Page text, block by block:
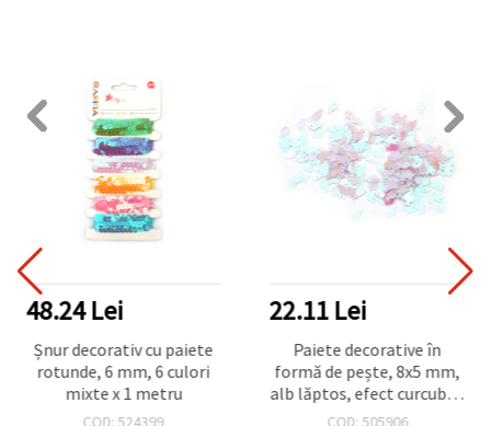
48.24 Lei
Șnur decorativ cu paiete
rotunde, 6 mm, 6 culori
mixte x 1 metru
COD: 524399
22.11 Lei
Paiete decorative în
formă de pește, 8x5 mm,
alb lăptos, efect curcubeu
- 20 g
COD: 505906